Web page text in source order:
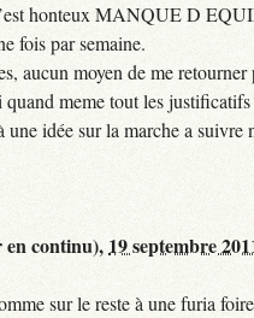
honteux MANQUE D
fois par semaine.
aucun moyen de me
quand meme tout les
idée sur la marche a suivre
continu), 19 septembre
sur le reste à une furia